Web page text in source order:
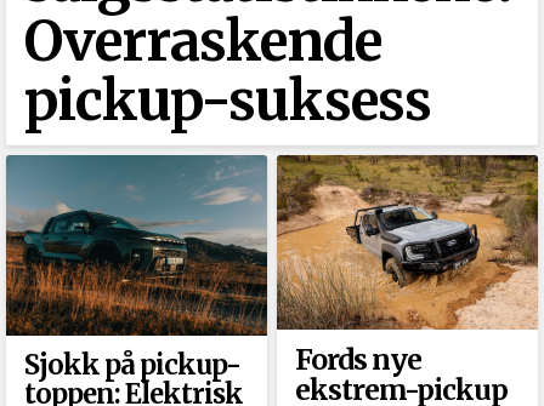
Overraskende
pickup-suksess
Sjokk på pickup-
toppen: Elektrisk
Fords nye
ekstrem-pickup